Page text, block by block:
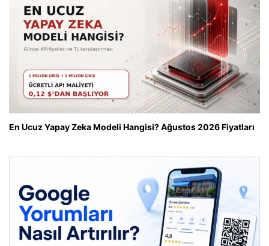
En Ucuz Yapay Zeka Modeli Hangisi? Ağustos 2026 Fiyatları